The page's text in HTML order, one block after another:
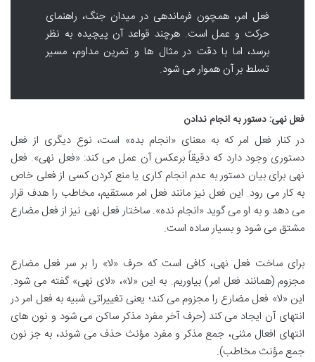
فعل امر، همچون فرماندهی در میدان جنگ، راهنمای
حرکت و عمل است. هرچند قواعد آن پیچیده به نظر
برسد، اما با دقت در مثال ها و تمرین مداوم، مسیر
تسلط بر آن هموار می شود.
فعل نهی: دستور به انجام ندادن
در کنار فعل امر که به معنای «انجام بده» است، نوع دیگری از فعل
دستوری وجود دارد که دقیقاً برعکس آن عمل می کند: «فعل نهی». فعل
نهی برای بیان دستور به عدم انجام کاری یا منع کردن کسی از فعلی خاص
به کار می رود. این فعل نیز مانند فعل امر مستقیم، مخاطب را هدف قرار
می دهد و به او می گوید «انجام نده». ساختار فعل نهی نیز از فعل مضارع
مشتق می شود و بسیار ساده است.
برای ساخت فعل نهی، کافی است که حرف «لا» را بر سر فعل مضارع
مجزوم (همانند فعل امر) بیاوریم. به این «لا»، «لای نهی» گفته می شود.
این «لا» فعل مضارع را مجزوم می کند؛ یعنی تغییراتی شبیه به فعل امر در
انتهای آن ایجاد می کند (حرف آخر مفرد مذکر ساکن می شود و نون های
انتهای افعال مثنی، جمع مذکر و مفرد مؤنث حذف می شوند، به جز نون
جمع مؤنث مخاطب).